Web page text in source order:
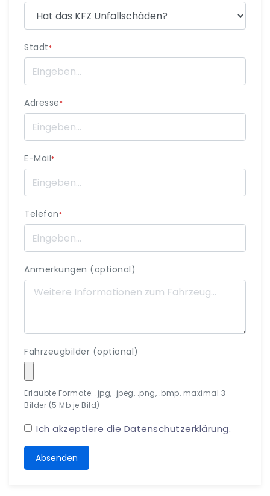
Stadt*
Adresse*
E-Mail*
Telefon*
Anmerkungen (optional)
Fahrzeugbilder (optional)
Erlaubte Formate: .jpg, .jpeg, .png, .bmp, maximal 3
Bilder (5 Mb je Bild)
Ich akzeptiere die Datenschutzerklärung.
Absenden